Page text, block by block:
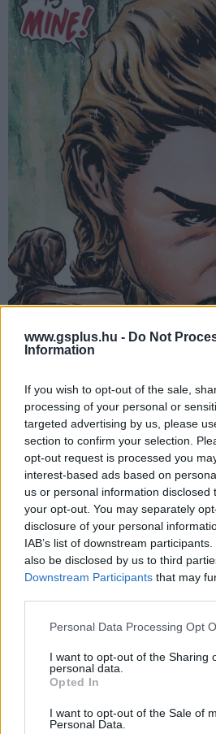
www.gsplus.hu - Do Not
Information
If you wish to opt-out of the sale,
processing of your personal or
targeted advertising by us, please
section to confirm your selection.
opt-out request is processed you
interest-based ads based on
us or personal information disclosed
your opt-out. You may separately
disclosure of your personal
IAB’s list of downstream
also be disclosed by us to third
Downstream Participants that may
Please note that this website/app
not limited to your visit or usage
grant or deny consent to Google
use your data for below specified
consent section.
Personal Data Processing Opt
I want to opt-out of the Sharing
personal data.
Opted In
I want to opt-out of the Sale of
Personal Data.
T'Challa halála után Vakanda
vibránium iránti verseny újra
dönti el, milyen jövő vár
rengeteg kérdést vet fel, így a
egyre mélyebbre viszi az